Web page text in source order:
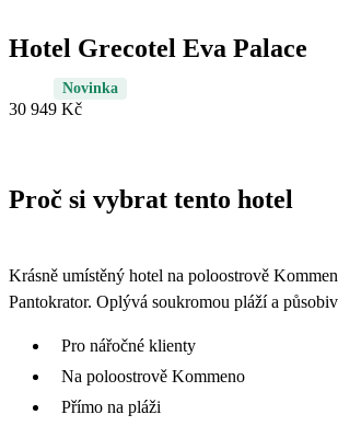
Hotel Grecotel Eva Palace
Novinka
30 949 Kč
Proč si vybrat tento hotel
Krásně umístěný hotel na poloostrově
Pantokrator. Oplývá soukromou pláží a
Pro nářočné klienty
Na poloostrově Kommeno
Přímo na pláži